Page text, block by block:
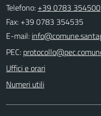
Telefono: +39 0783 354500
Fax: +39 0783 354535
E-mail:
PEC:
Uffici e orari
Numeri utili